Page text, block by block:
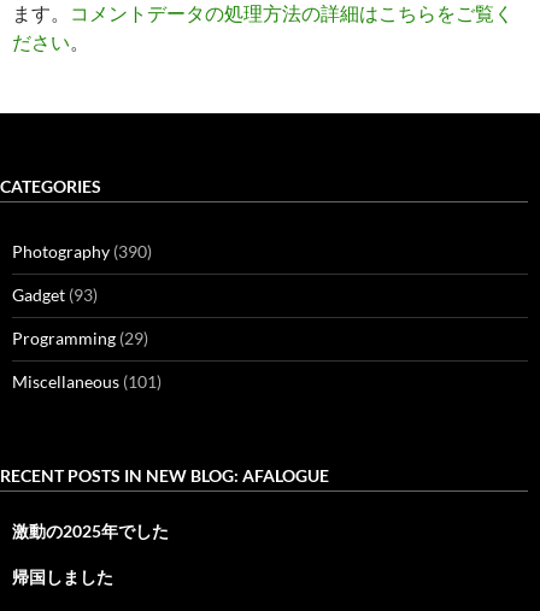
ます。
コメントデータの処理方法の詳細はこちらをご覧く
ださい。
CATEGORIES
Photography (390)
Gadget (93)
Programming (29)
Miscellaneous (101)
RECENT POSTS IN NEW BLOG: AFALOGUE
激動の2025年でした
帰国しました